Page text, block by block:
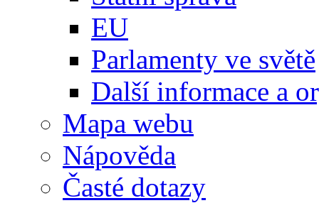
EU
Parlamenty ve světě
Další informace a
Mapa webu
Nápověda
Časté dotazy